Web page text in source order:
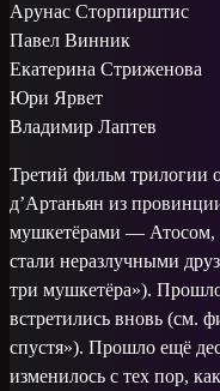
Арунас Сторпирштис
Павел Винник
Екатерина Стриженова
Юри Ярвет
Владимир Лаптев
Третий фильм трилогии
д’Артаньян из
мушкетёрами —
стали неразлучными
три мушкетёра»). Прошло
встретились вновь (см.
спустя»). Прошло ещё
изменилось с тех пор,